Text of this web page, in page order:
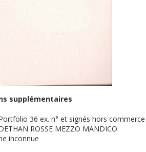
supplémentaires
36 ex. n° et signés hors
ROSSE MEZZO MANDICO
inconnue